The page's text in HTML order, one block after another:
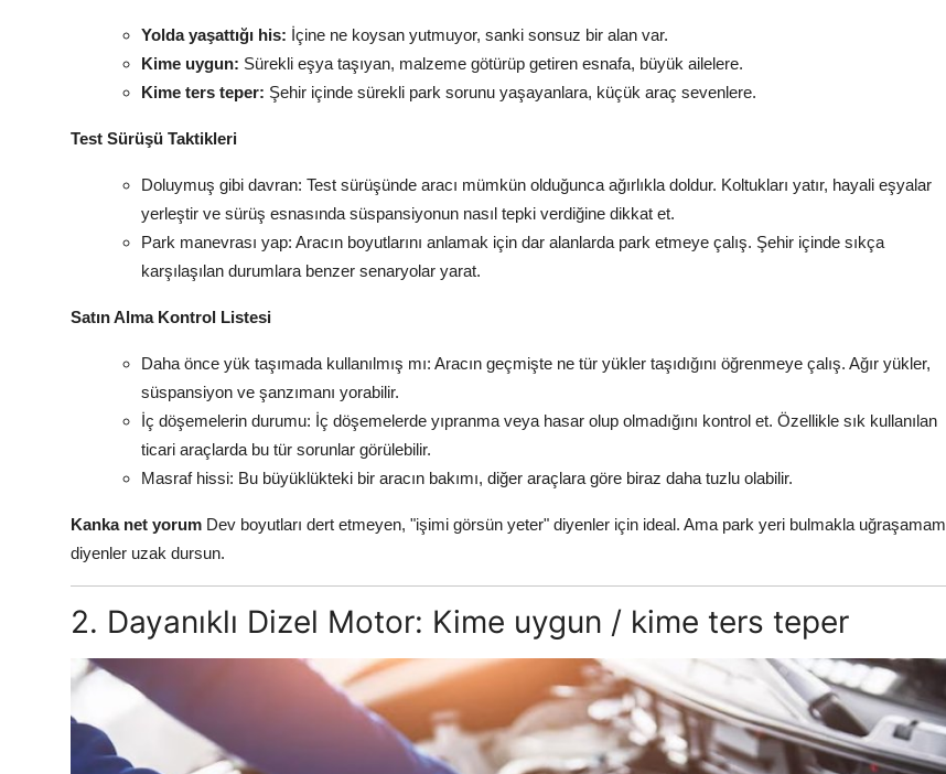
Yolda yaşattığı his: İçine ne koysan yutmuyor, sanki sonsuz bir alan var.
Kime uygun: Sürekli eşya taşıyan, malzeme götürüp getiren esnafa, büyük ailelere.
Kime ters teper: Şehir içinde sürekli park sorunu yaşayanlara, küçük araç sevenlere.
Test Sürüşü Taktikleri
Doluymuş gibi davran: Test sürüşünde aracı mümkün olduğunca ağırlıkla doldur. Koltukları yatır, hayali eşyalar
yerleştir ve sürüş esnasında süspansiyonun nasıl tepki verdiğine dikkat et.
Park manevrası yap: Aracın boyutlarını anlamak için dar alanlarda park etmeye çalış. Şehir içinde sıkça
karşılaşılan durumlara benzer senaryolar yarat.
Satın Alma Kontrol Listesi
Daha önce yük taşımada kullanılmış mı: Aracın geçmişte ne tür yükler taşıdığını öğrenmeye çalış. Ağır yükler,
süspansiyon ve şanzımanı yorabilir.
İç döşemelerin durumu: İç döşemelerde yıpranma veya hasar olup olmadığını kontrol et. Özellikle sık kullanılan
ticari araçlarda bu tür sorunlar görülebilir.
Masraf hissi: Bu büyüklükteki bir aracın bakımı, diğer araçlara göre biraz daha tuzlu olabilir.
Kanka net yorum Dev boyutları dert etmeyen, "işimi görsün yeter" diyenler için ideal. Ama park yeri bulmakla uğraşamam
diyenler uzak dursun.
2. Dayanıklı Dizel Motor: Kime uygun / kime ters teper